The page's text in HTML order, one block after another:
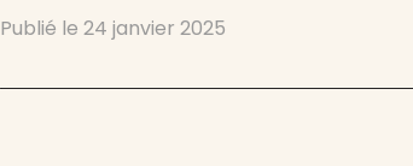
Publié le24 janvier 2025